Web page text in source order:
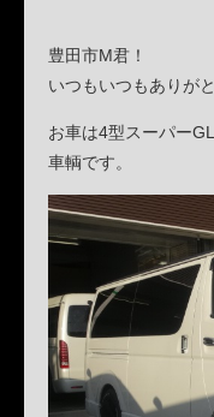
豊田市M君！
いつもいつもありが
お車は4型スーパー
車輌です。